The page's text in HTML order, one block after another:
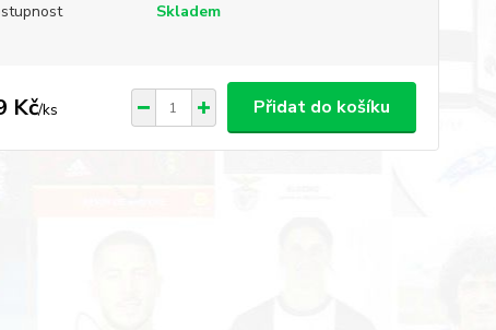
Skladem
Kč/ks Přidat do košíku